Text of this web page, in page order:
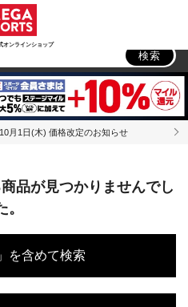
オンラインショップ
検索
月1日(木) 価格改定のお知らせ
品が見つかりませんでし
。
を含めて検索